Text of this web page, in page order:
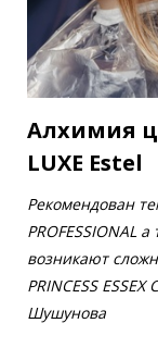
Алхимия
LUXE Estel
Рекомендован
PROFESSIONAL
возникают
PRINCESS
Шушунова